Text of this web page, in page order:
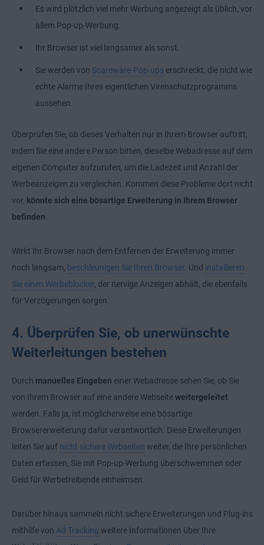
Es wird plötzlich viel mehr Werbung angezeigt als üblich, vor
allem Pop-up-Werbung.
Ihr Browser ist viel langsamer als sonst.
Sie werden von Scareware-Pop-ups erschreckt, die nicht wie
echte Alarme Ihres eigentlichen Virenschutzprogramms
aussehen.
Überprüfen Sie, ob dieses Verhalten nur in Ihrem Browser auftritt,
indem Sie eine andere Person bitten, dieselbe Webadresse auf dem
eigenen Computer aufzurufen, um die Ladezeit und Anzahl der
Werbeanzeigen zu vergleichen. Kommen diese Probleme dort nicht
vor, könnte sich eine bösartige Erweiterung in Ihrem Browser
befinden.
Wirkt Ihr Browser nach dem Entfernen der Erweiterung immer
noch langsam, beschleunigen Sie Ihren Browser. Und installieren
Sie einen Werbeblocker, der nervige Anzeigen abhält, die ebenfalls
für Verzögerungen sorgen.
4. Überprüfen Sie, ob unerwünschte
Weiterleitungen bestehen
Durch manuelles Eingeben einer Webadresse sehen Sie, ob Sie
von Ihrem Browser auf eine andere Webseiteweitergeleitet
werden. Falls ja, ist möglicherweise eine bösartige
Browsererweiterung dafür verantwortlich. Diese Erweiterungen
leiten Sie auf nicht sichere Webseiten weiter, die Ihre persönlichen
Daten erfassen, Sie mit Pop-up-Werbung überschwemmen oder
Geld für Werbetreibende einheimsen.
Darüber hinaus sammeln nicht sichere Erweiterungen und Plug-ins
mithilfe von Ad Tracking weitere Informationen über Ihre